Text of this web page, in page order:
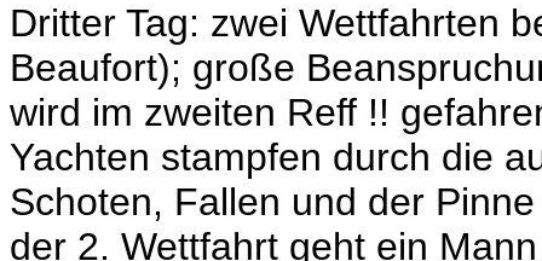
Dritter Tag: zwei Wettfahrten
Beaufort); große
wird im zweiten Reff !!
Yachten stampfen durch die
Schoten, Fallen und der
der 2. Wettfahrt geht ein